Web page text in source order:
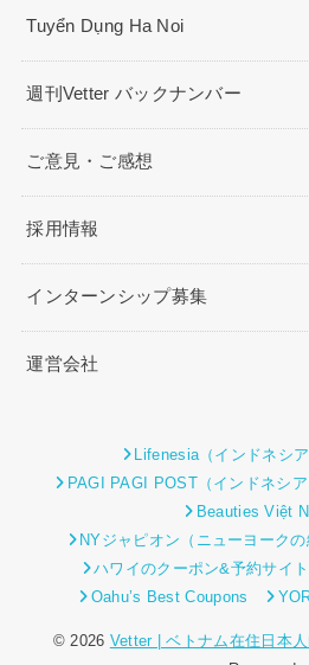
Tuyển Dụng Ha Noi
週刊Vetter バックナンバー
ご意見・ご感想
採用情報
インターンシップ募集
運営会社
Lifenesia（インドネシ
PAGI PAGI POST（インドネシア
Beauties Việt
NYジャピオン（ニューヨークの
ハワイのクーポン&予約サイト
Oahu’s Best Coupons
© 2026 Vetter | ベトナム在住日本